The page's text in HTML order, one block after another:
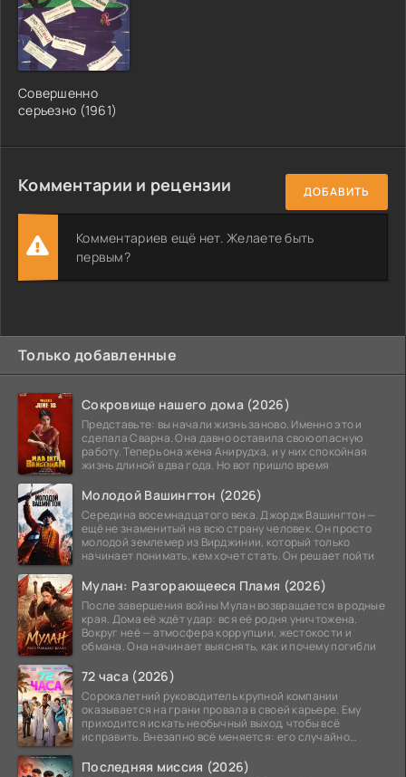
Совершенно
серьезно (1961)
Комментарии и рецензии ДОБАВИТЬ
Комментариев ещё нет. Желаете быть
первым?
Только добавленные
Сокровище нашего дома (2026)
Представьте: вы начали жизнь заново. Именно это и
сделала Сварна. Она давно оставила свою опасную
работу. Теперь она жена Анирудха, и у них спокойная
жизнь длиной в два года. Но вот пришло время
Молодой Вашингтон (2026)
Середина восемнадцатого века. Джордж Вашингтон —
ещё не знаменитый на всю страну человек. Он просто
молодой землемер из Вирджинии, который только
начинает понимать, кем хочет стать. Он решает пойти
Мулан: Разгорающееся Пламя (2026)
После завершения войны Мулан возвращается в родные
края. Дома её ждёт удар: вся её родня уничтожена.
Вокруг неё — атмосфера коррупции, жестокости и
обмана. Она начинает выяснять, как и почему погибли
72 часа (2026)
Сорокалетний руководитель крупной компании
оказывается на грани провала в своей карьере. Ему
приходится искать необычный выход, чтобы всё
исправить. Внезапно всё меняется: его случайно
Последняя миссия (2026)